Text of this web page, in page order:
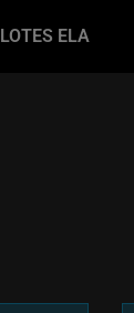
LOTES ELA